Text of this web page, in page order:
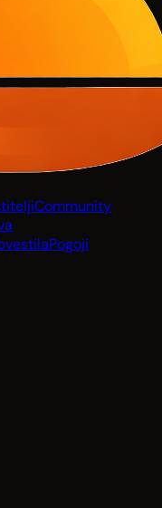
Community
Pogoji